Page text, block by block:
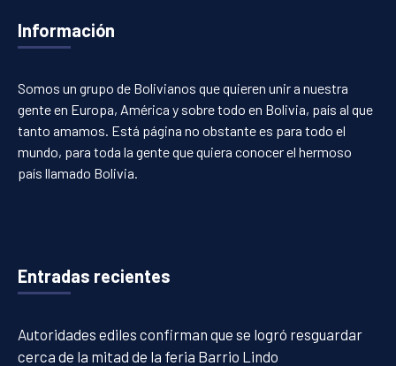
Información
Somos un grupo de Bolivianos que quieren unir a nuestra
gente en Europa, América y sobre todo en Bolivia, país al que
tanto amamos. Está página no obstante es para todo el
mundo, para toda la gente que quiera conocer el hermoso
país llamado Bolivia.
Entradas recientes
Autoridades ediles confirman que se logró resguardar
cerca de la mitad de la feria Barrio Lindo